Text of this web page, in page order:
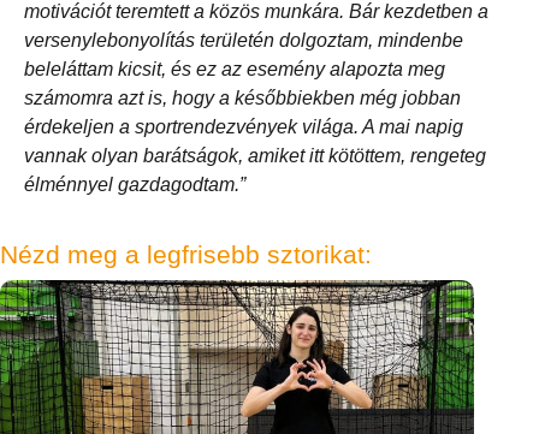
motivációt teremtett a közös munkára. Bár kezdetben a
versenylebonyolítás területén dolgoztam, mindenbe
beleláttam kicsit, és ez az esemény alapozta meg
számomra azt is, hogy a későbbiekben még jobban
érdekeljen a sportrendezvények világa. A mai napig
vannak olyan barátságok, amiket itt kötöttem, rengeteg
élménnyel gazdagodtam.”
Nézd meg a legfrisebb sztorikat: